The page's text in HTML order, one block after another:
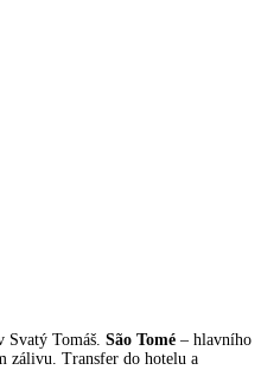
Svatý Tomáš. São Tomé – hlavního
zálivu. Transfer do hotelu a